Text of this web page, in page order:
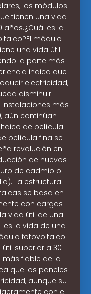
los módulos
tienen una vida
años.¿Cuál es la
módulo
una vida útil
la parte más
indica que
electricidad,
disminuir
instalaciones más
aún continúan
de película
película fina se
revolución en
de nuevos
de cadmio o
La estructura
se basa en
con cargas
vida útil de una
es la vida de una
fotovoltaico
superior a 30
más fiable de la
que los paneles
aunque su
con el